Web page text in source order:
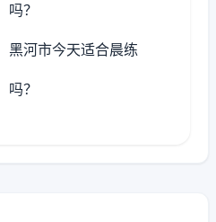
吗？
黑河市今天适合晨练
吗？